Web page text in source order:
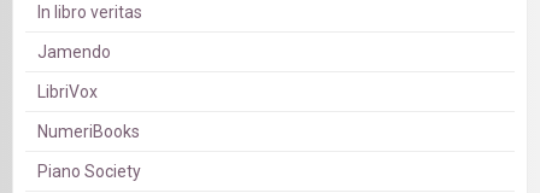
In libro veritas
Jamendo
LibriVox
NumeriBooks
Piano Society